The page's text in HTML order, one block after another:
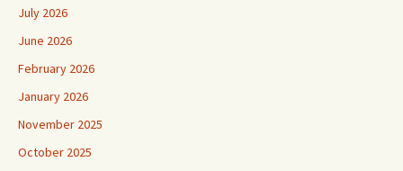
July 2026
June 2026
February 2026
January 2026
November 2025
October 2025